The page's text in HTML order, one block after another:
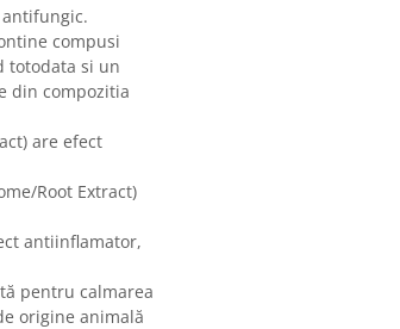
compusi
totodata si un
din compozitia
are efect
Root Extract)
antiinflamator,
pentru calmarea
origine animală